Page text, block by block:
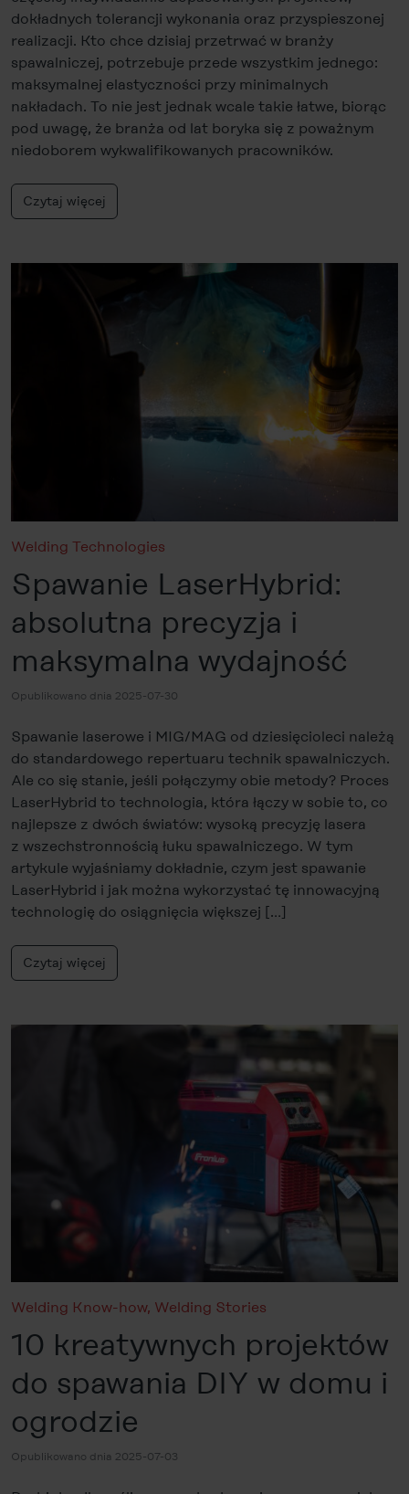
dokładnych tolerancji wykonania oraz przyspieszonej
realizacji. Kto chce dzisiaj przetrwać w branży
spawalniczej, potrzebuje przede wszystkim jednego:
maksymalnej elastyczności przy minimalnych
nakładach. To nie jest jednak wcale takie łatwe, biorąc
pod uwagę, że branża od lat boryka się z poważnym
niedoborem wykwalifikowanych pracowników.
Czytaj więcej
Welding Technologies
Spawanie LaserHybrid:
absolutna precyzja i
maksymalna wydajność
Opublikowano dnia 2025-07-30
Spawanie laserowe i MIG/MAG od dziesięcioleci należą
do standardowego repertuaru technik spawalniczych.
Ale co się stanie, jeśli połączymy obie metody? Proces
LaserHybrid to technologia, która łączy w sobie to, co
najlepsze z dwóch światów: wysoką precyzję lasera
z wszechstronnością łuku spawalniczego. W tym
artykule wyjaśniamy dokładnie, czym jest spawanie
LaserHybrid i jak można wykorzystać tę innowacyjną
technologię do osiągnięcia większej […]
Czytaj więcej
Welding Know-how, Welding Stories
10 kreatywnych projektów
do spawania DIY w domu i
ogrodzie
Opublikowano dnia 2025-07-03